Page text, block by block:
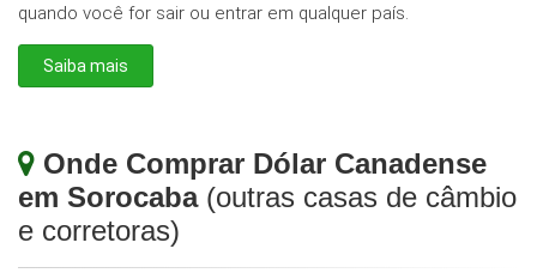
quando você for sair ou entrar em qualquer país.
Saiba mais
Onde Comprar Dólar Canadense
em Sorocaba(outras casas de câmbio
e corretoras)